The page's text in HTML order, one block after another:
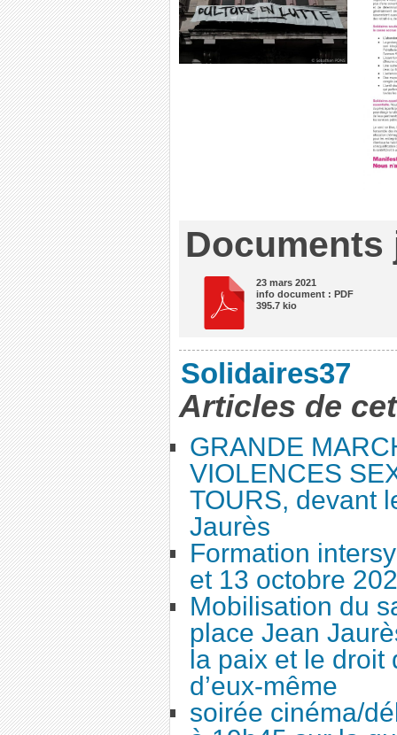
Documents
23 mars 2021
info document : PDF
395.7 kio
Solidaires37
Articles de
GRANDE
VIOLENCES
TOURS, devant
Jaurès
Formation
et 13 octobre
Mobilisation du
place Jean
la paix et le droit
d’eux-même
soirée cinéma/